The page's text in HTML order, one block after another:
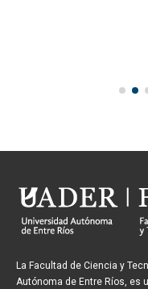
La Facultad de Ciencia y
Autónoma de Entre Ríos, es